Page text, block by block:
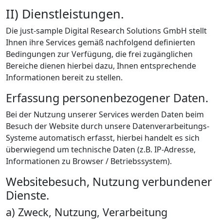
II) Dienstleistungen.
Die just-sample Digital Research Solutions GmbH stellt
Ihnen ihre Services gemäß nachfolgend definierten
Bedingungen zur Verfügung, die frei zugänglichen
Bereiche dienen hierbei dazu, Ihnen entsprechende
Informationen bereit zu stellen.
Erfassung personenbezogener Daten.
Bei der Nutzung unserer Services werden Daten beim
Besuch der Website durch unsere Datenverarbeitungs-
Systeme automatisch erfasst, hierbei handelt es sich
überwiegend um technische Daten (z.B. IP-Adresse,
Informationen zu Browser / Betriebssystem).
Websitebesuch, Nutzung verbundener
Dienste.
a) Zweck, Nutzung, Verarbeitung